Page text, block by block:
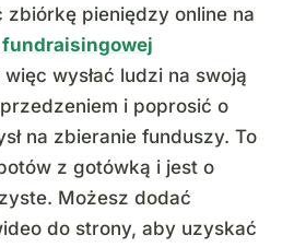
pieniędzy online na
wysłać ludzi na swoją
i poprosić o
na zbieranie funduszy. To
z gotówką i jest o
Możesz dodać
do strony, aby uzyskać